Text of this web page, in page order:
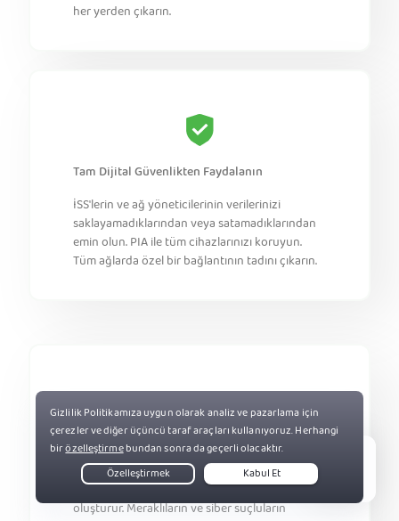
her yerden çıkarın.
Tam Dijital Güvenlikten Faydalanın
İSS'lerin ve ağ yöneticilerinin verilerinizi
saklayamadıklarından veya satamadıklarından
emin olun. PIA ile tüm cihazlarınızı koruyun.
Tüm ağlarda özel bir bağlantının tadını çıkarın.
Herkese Açık Wi-Fi Koruması Edinin
Herkese açık ağlar, gizliliğinize karşı bir tehdit
oluşturur. Meraklıların ve siber suçluların